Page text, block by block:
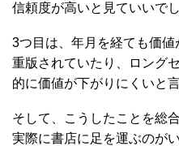
信頼度が高いと見ていいでし
3つ目は、年月を経ても価
重版されていたり、ロング
的に価値が下がりにくいと言
そして、こうしたことを総
実際に書店に足を運ぶのが